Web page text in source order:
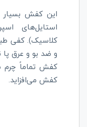
این کفش
استایل‌های
کلاسیک). کفی
و ضد بو و عرق
کفش تماماً چرم
کفش می‌افزاید.